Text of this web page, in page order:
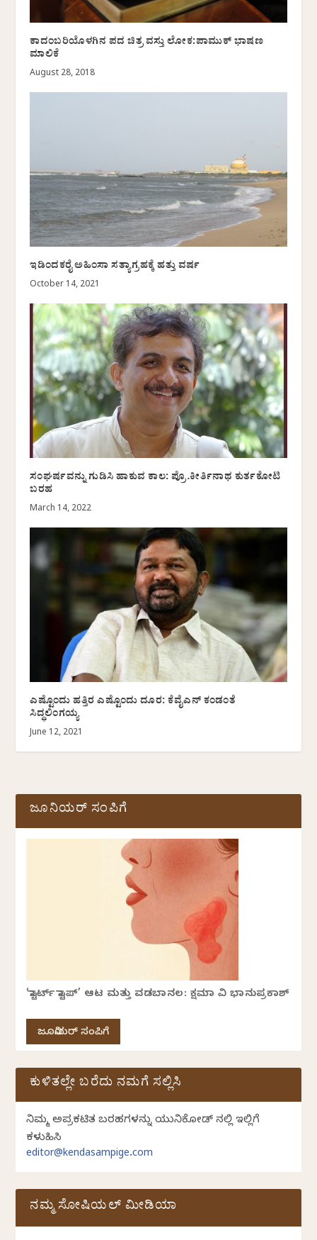
ಕಾದಂಬರಿಯೊಳಗಿನ ಪದ ಚಿತ್ರ ವಸ್ತು ಲೋಕ:ಪಾಮುಕ್ ಭಾಷಣ
ಮಾಲಿಕೆ
August 28, 2018
ಇಡಿಂದಕರೈ ಅಹಿಂಸಾ ಸತ್ಯಾಗ್ರಹಕ್ಕೆ ಹತ್ತು ವರ್ಷ
October 14, 2021
ಸಂಘರ್ಷವನ್ನು ಗುಡಿಸಿ ಹಾಕುವ ಕಾಲ: ಪ್ರೊ.ಕೀರ್ತಿನಾಥ ಕುರ್ತಕೋಟಿ
ಬರಹ
March 14, 2022
ಎಷ್ಟೊಂದು ಹತ್ತಿರ ಎಷ್ಟೊಂದು ದೂರ: ಕೆವೈಎನ್ ಕಂಡಂತೆ
ಸಿದ್ಧಲಿಂಗಯ್ಯ
June 12, 2021
ಜೂನಿಯರ್ ಸಂಪಿಗೆ
‘ಸ್ಟಾರ್ಟ್ ಸ್ಟಾಪ್’ ಆಟ ಮತ್ತು ವಡಬಾನಲ: ಕ್ಷಮಾ ವಿ ಭಾನುಪ್ರಕಾಶ್
ಜೂನಿಯರ್ ಸಂಪಿಗೆ
ಕುಳಿತಲ್ಲೇ ಬರೆದು ನಮಗೆ ಸಲ್ಲಿಸಿ
ನಿಮ್ಮ ಅಪ್ರಕಟಿತ ಬರಹಗಳನ್ನು ಯುನಿಕೋಡ್ ನಲ್ಲಿ ಇಲ್ಲಿಗೆ
ಕಳುಹಿಸಿ
editor@kendasampige.com
ನಮ್ಮ ಸೋಷಿಯಲ್‌ ಮೀಡಿಯಾ